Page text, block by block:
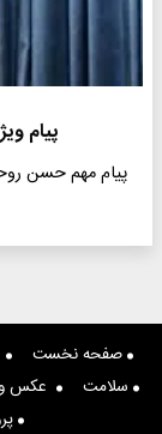
پیام
پیام مهم حسن
صفحه نخست
سلامت
عکس و